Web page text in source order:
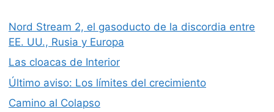
Nord Stream 2, el gasoducto de la discordia entre
EE. UU., Rusia y Europa
Las cloacas de Interior
Último aviso: Los límites del crecimiento
Camino al Colapso